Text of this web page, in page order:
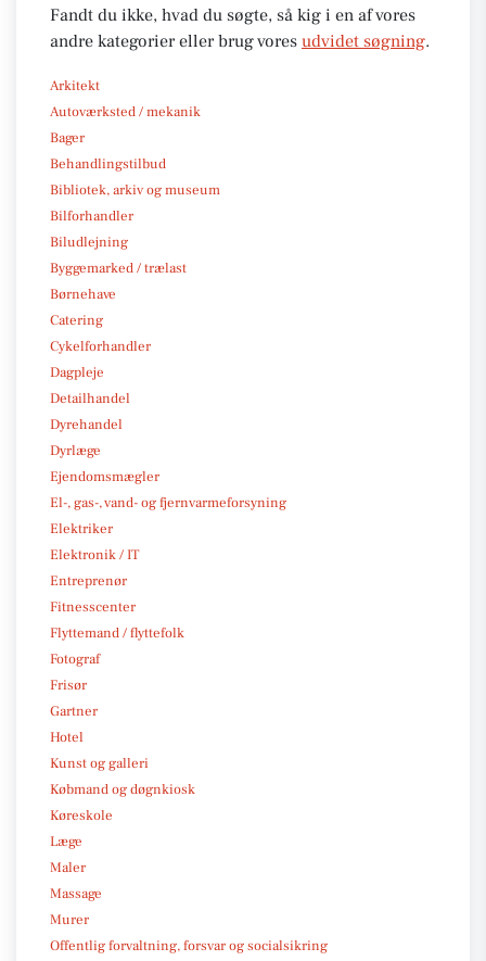
Fandt du ikke, hvad du søgte, så kig i en af vores
andre kategorier eller brug vores udvidet søgning.
Arkitekt
Autoværksted / mekanik
Bager
Behandlingstilbud
Bibliotek, arkiv og museum
Bilforhandler
Biludlejning
Byggemarked / trælast
Børnehave
Catering
Cykelforhandler
Dagpleje
Detailhandel
Dyrehandel
Dyrlæge
Ejendomsmægler
El-, gas-, vand- og fjernvarmeforsyning
Elektriker
Elektronik / IT
Entreprenør
Fitnesscenter
Flyttemand / flyttefolk
Fotograf
Frisør
Gartner
Hotel
Kunst og galleri
Købmand og døgnkiosk
Køreskole
Læge
Maler
Massage
Murer
Offentlig forvaltning, forsvar og socialsikring